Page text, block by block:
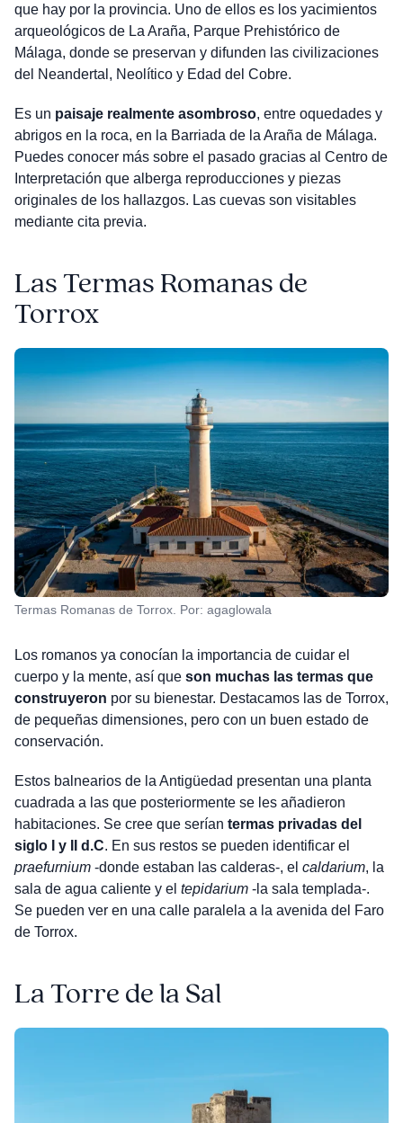
que hay por la provincia. Uno de ellos es los yacimientos
arqueológicos de La Araña, Parque Prehistórico de
Málaga, donde se preservan y difunden las civilizaciones
del Neandertal, Neolítico y Edad del Cobre.
Es un paisaje realmente asombroso, entre oquedades y
abrigos en la roca, en la Barriada de la Araña de Málaga.
Puedes conocer más sobre el pasado gracias al Centro de
Interpretación que alberga reproducciones y piezas
originales de los hallazgos. Las cuevas son visitables
mediante cita previa.
Las Termas Romanas de
Torrox
Termas Romanas de Torrox. Por: agaglowala
Los romanos ya conocían la importancia de cuidar el
cuerpo y la mente, así que son muchas las termas que
construyeron por su bienestar. Destacamos las de Torrox,
de pequeñas dimensiones, pero con un buen estado de
conservación.
Estos balnearios de la Antigüedad presentan una planta
cuadrada a las que posteriormente se les añadieron
habitaciones. Se cree que serían termas privadas del
siglo I y II d.C. En sus restos se pueden identificar el
praefurnium -donde estaban las calderas-, el caldarium, la
sala de agua caliente y el tepidarium -la sala templada-.
Se pueden ver en una calle paralela a la avenida del Faro
de Torrox.
La Torre de la Sal